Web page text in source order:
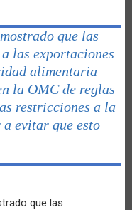
que las
las exportaciones
alimentaria
la OMC de reglas
restricciones a la
evitar que esto
que las